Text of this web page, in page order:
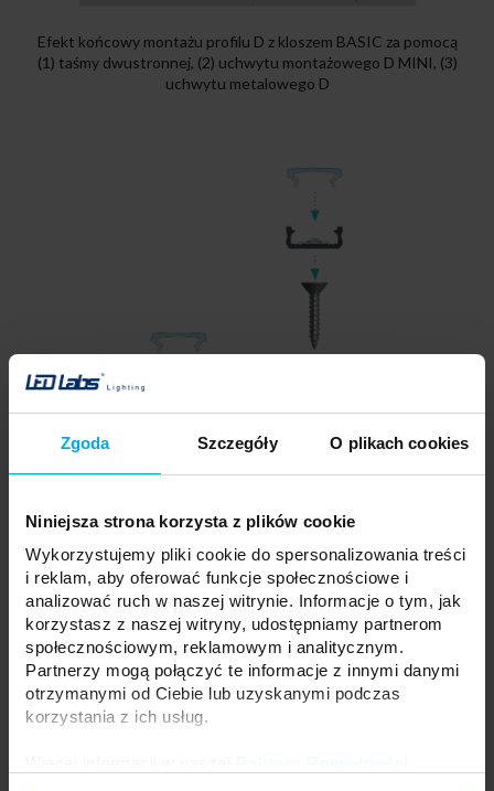
Zgoda Szczegóły O plikach cookies
Niniejsza strona korzysta z plików cookie
Wykorzystujemy pliki cookie do spersonalizowania treści
i reklam, aby oferować funkcje społecznościowe i
analizować ruch w naszej witrynie. Informacje o tym, jak
korzystasz z naszej witryny, udostępniamy partnerom
społecznościowym, reklamowym i analitycznym.
Partnerzy mogą połączyć te informacje z innymi danymi
otrzymanymi od Ciebie lub uzyskanymi podczas
korzystania z ich usług.
Efekt końcowy montażu profilu D z kloszem BASIC za pomocą
(1) taśmy dwustronnej, (2) uchwytu montażowego D MINI, (3)
uchwytu metalowego D
taśmy dwustronnej, (2) uchwytu montażowego D HIGH